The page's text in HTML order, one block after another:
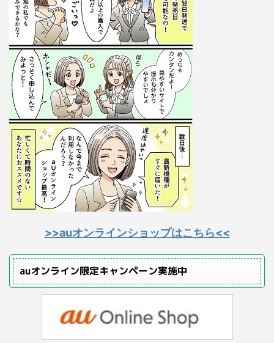
>>auオンラインショップはこちら<<
auオンライン限定キャンペーン実施中